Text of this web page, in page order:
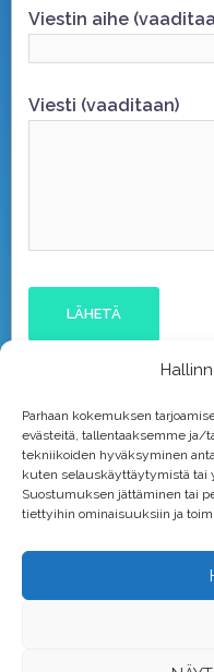
Parhaan kokemuksen
evästeitä, tallentaaksemme ja/
tekniikoiden hyväksyminen
kuten selauskäyttäytymistä tai
Suostumuksen jättäminen tai
tiettyihin ominaisuuksiin ja
Viestin aihe
Viesti (vaaditaan)